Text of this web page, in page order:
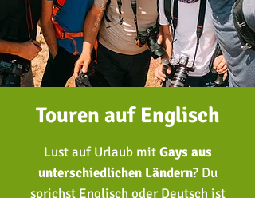
Touren auf Englisch
Lust auf Urlaub mitGays aus
unterschiedlichen Ländern? Du
sprichst Englisch oder Deutsch ist